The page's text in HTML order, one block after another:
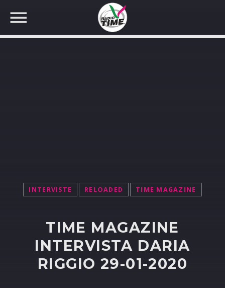
INTERVISTE RELOADED TIME MAGAZINE
TIME MAGAZINE
INTERVISTA DARIA
RIGGIO 29-01-2020